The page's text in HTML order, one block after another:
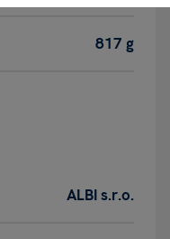
817 g
ALBI s.r.o.